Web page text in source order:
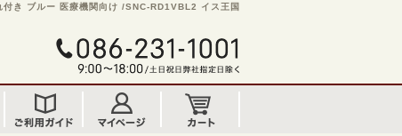
付き ブルー 医療機関向け /SNC-RD1VBL2 イス王国